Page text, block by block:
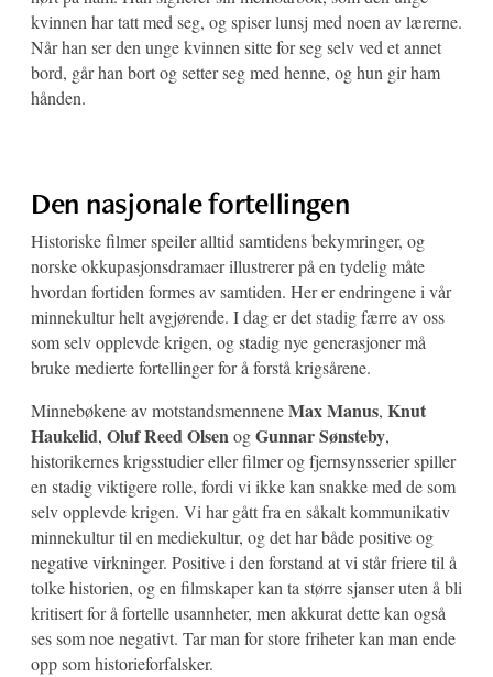
kvinnen har tatt med seg, og spiser lunsj med noen av lærerne.
Når han ser den unge kvinnen sitte for seg selv ved et annet
bord, går han bort og setter seg med henne, og hun gir ham
hånden.
Den nasjonale fortellingen
Historiske filmer speiler alltid samtidens bekymringer, og
norske okkupasjonsdramaer illustrerer på en tydelig måte
hvordan fortiden formes av samtiden. Her er endringene i vår
minnekultur helt avgjørende. I dag er det stadig færre av oss
som selv opplevde krigen, og stadig nye generasjoner må
bruke medierte fortellinger for å forstå krigsårene.
Minnebøkene av motstandsmenneneMax Manus, Knut
Haukelid, Oluf Reed OlsenogGunnar Sønsteby,
historikernes krigsstudier eller filmer og fjernsynsserier spiller
en stadig viktigere rolle, fordi vi ikke kan snakke med de som
selv opplevde krigen. Vi har gått fra en såkalt kommunikativ
minnekultur til en mediekultur, og det har både positive og
negative virkninger. Positive i den forstand at vi står friere til å
tolke historien, og en filmskaper kan ta større sjanser uten å bli
kritisert for å fortelle usannheter, men akkurat dette kan også
ses som noe negativt. Tar man for store friheter kan man ende
opp som historieforfalsker.